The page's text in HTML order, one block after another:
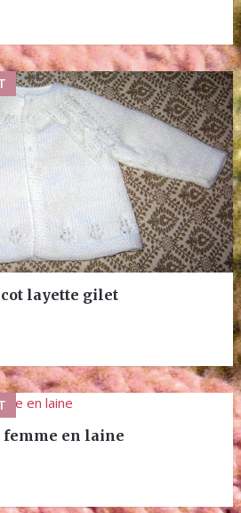
layette gilet
en laine